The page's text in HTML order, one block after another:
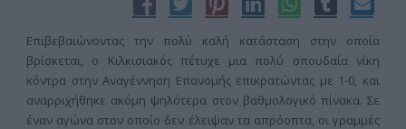
Επιβεβαιώνοντας την πολύ καλή κατάσταση στην οποία
βρίσκεται, ο Κιλκισιακός πέτυχε μια πολύ σπουδαία νίκη
κόντρα στην Αναγέννηση Επανομής επικρατώντας με 1-0, και
αναρριχήθηκε ακόμη ψηλότερα στον βαθμολογικό πίνακα. Σε
έναν αγώνα στον οποίο δεν έλειψαν τα απρόοπτα, οι γραμμές